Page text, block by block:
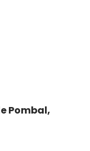
Pombal,